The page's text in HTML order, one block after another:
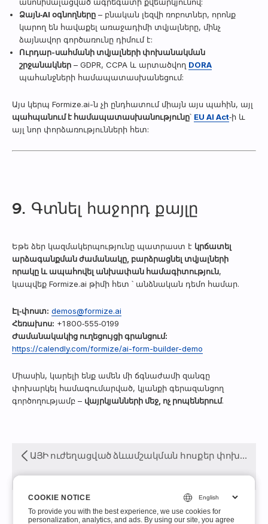
անոնիմալացված ագրեգատի քվեարկյունով:
Ձայն‑AI օգնողները – բնական լեզվի ռոբոտներ, որոնք
կարող են հավաքել առաջադիմի տվյալները, մինչ
ձայնավոր գործառունը դիմում է:
Ուրդար-սահմանի տվյալների փոխանակման
շրջանակներ – GDPR, CCPA և արտածվող DORA
պահանջների համապատասխանեցում:
Այս կերպ Formize.ai-ն չի ընդհատում միայն այս պահին, այլ
պահպանում է համապատասխանությունը՝ EU AI Act‑ի և
այլ նոր փորձառությունների հետ:
9. Գտնել հաջորդ քայլը
Եթե ձեր կազմակերպությունը պատրաստ է կրճատել
արձագանքման ժամանակը, բարձրացնել տվյալների
որակը և ապահովել անխափան համագիտություն,
կապվեք Formize.ai թիմի հետ ՝ անձնական դեմո համար.
Էլ‑փոստ: demos@formize.ai
Հեռախոս: +1 800‑555‑0199
Ժամանակակից ուղեցույցի գրանցում:
https://calendly.com/formize/ai-form-builder-demo
Միասին, կարելի ենք ամեն մի ճգնաժամի զանգը
փոխարկել համագումարված, կյանքի գերազանցող
գործողությամբ – վայրկյանների մեջ, ոչ րոպեներում.
ԱՅԻ ուժեղացված ձևամշակման հոսքեր փոխում են հաճախորդների ընդունման գործընթացը
COOKIE NOTICE
To provide you with the best experience, we use cookies for
personalization, analytics, and ads. By using our site, you agree
COOKIE NOTICE
To provide you with the best experience, we use cookies for
personalization, analytics, and ads. By using our site, you agree